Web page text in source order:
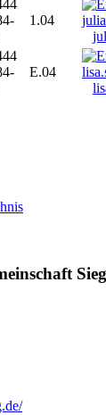
1.04
E.04